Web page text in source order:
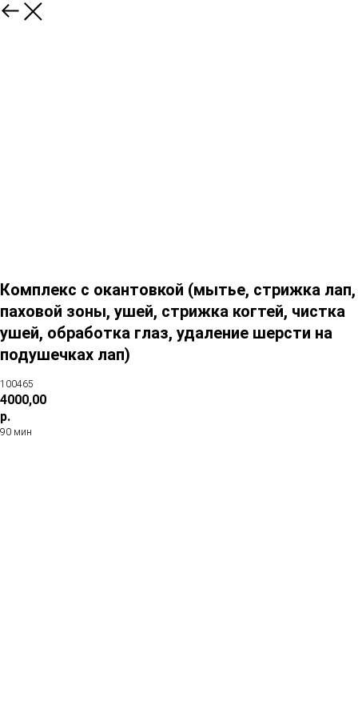
Комплекс с окантовкой (мытье, стрижка лап,
паховой зоны, ушей, стрижка когтей, чистка
ушей, обработка глаз, удаление шерсти на
подушечках лап)
100465
4000,00
р.
90 мин